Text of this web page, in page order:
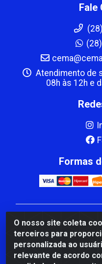
O nosso site coleta
terceiros para
personalizada ao
relevante de acordo
Fale
Atendimento de
08h às 12h e
Formas
CBP MACEDO
Mauro Miranda
de Itapemirim/ES -